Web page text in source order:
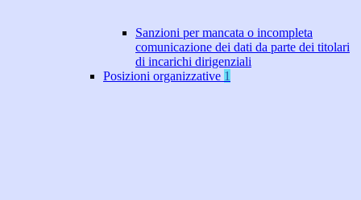
Sanzioni per mancata o incompleta
comunicazione dei dati da parte dei titolari
di incarichi dirigenziali
Posizioni organizzative 1